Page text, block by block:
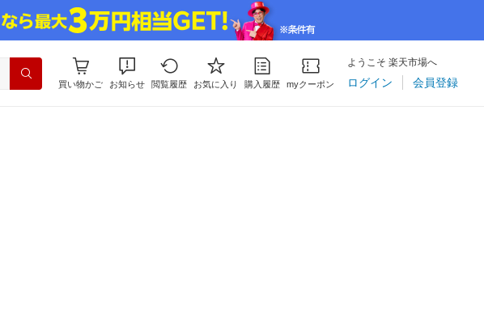
買い物かご お知らせ 閲覧履歴 お気に入り 購入履歴 myクーポン
ようこそ 楽天市場へ
ログイン 会員登録